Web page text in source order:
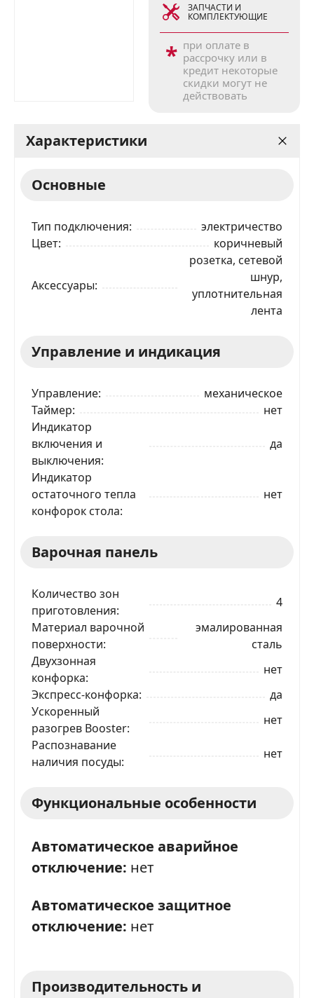
ЗАПЧАСТИ И
КОМПЛЕКТУЮЩИЕ
* при оплате в
рассрочку или в
кредит некоторые
скидки могут не
действовать
Характеристики
Основные
Тип подключения
электричество
Цвет
коричневый
Аксессуары
розетка, сетевой
шнур,
уплотнительная
лента
Управление и индикация
Управление
механическое
Таймер
нет
Индикатор
включения и
выключения
да
Индикатор
остаточного тепла
конфорок стола
нет
Варочная панель
Количество зон
приготовления
4
Материал варочной
поверхности
эмалированная
сталь
Двухзонная
конфорка
нет
Экспресс-конфорка
да
Ускоренный
разогрев Booster
нет
Распознавание
наличия посуды
нет
Функциональные особенности
Автоматическое аварийное
отключение: нет
Автоматическое защитное
отключение: нет
Производительность и